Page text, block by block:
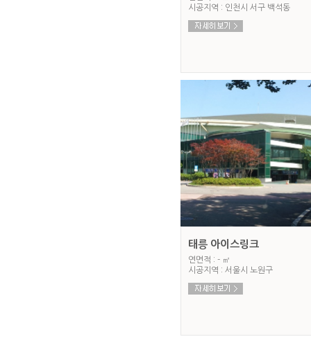
시공지역 : 인천시 서구 백석동
태릉 아이스링크
연면적 : - ㎡
시공지역 : 서울시 노원구